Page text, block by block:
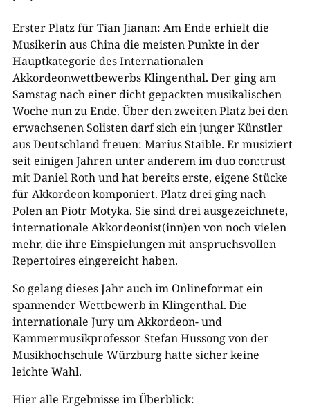
Erster Platz für Tian Jianan: Am Ende erhielt die
Musikerin aus China die meisten Punkte in der
Hauptkategorie des Internationalen
Akkordeonwettbewerbs Klingenthal. Der ging am
Samstag nach einer dicht gepackten musikalischen
Woche nun zu Ende. Über den zweiten Platz bei den
erwachsenen Solisten darf sich ein junger Künstler
aus Deutschland freuen: Marius Staible. Er musiziert
seit einigen Jahren unter anderem im duo con:trust
mit Daniel Roth und hat bereits erste, eigene Stücke
für Akkordeon komponiert. Platz drei ging nach
Polen an Piotr Motyka. Sie sind drei ausgezeichnete,
internationale Akkordeonist(inn)en von noch vielen
mehr, die ihre Einspielungen mit anspruchsvollen
Repertoires eingereicht haben.
So gelang dieses Jahr auch im Onlineformat ein
spannender Wettbewerb in Klingenthal. Die
internationale Jury um Akkordeon- und
Kammermusikprofessor Stefan Hussong von der
Musikhochschule Würzburg hatte sicher keine
leichte Wahl.
Hier alle Ergebnisse im Überblick: